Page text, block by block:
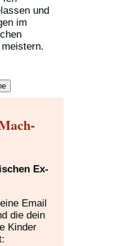
und
im
Ex-
Email
die dein
Kinder